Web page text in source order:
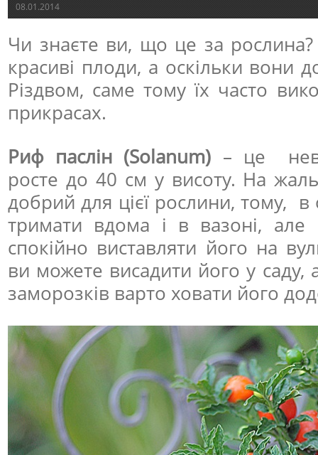
08.01.2014
Чи знаєте ви, що це за
красиві плоди, а оскільки вони
Різдвом, саме тому їх часто
прикрасах.
Риф паслін (Solanum) – це
росте до 40 см у висоту. На
добрий для цієї рослини, тому,
тримати вдома і в вазоні,
спокійно виставляти його на
ви можете висадити його у
заморозків варто ховати його